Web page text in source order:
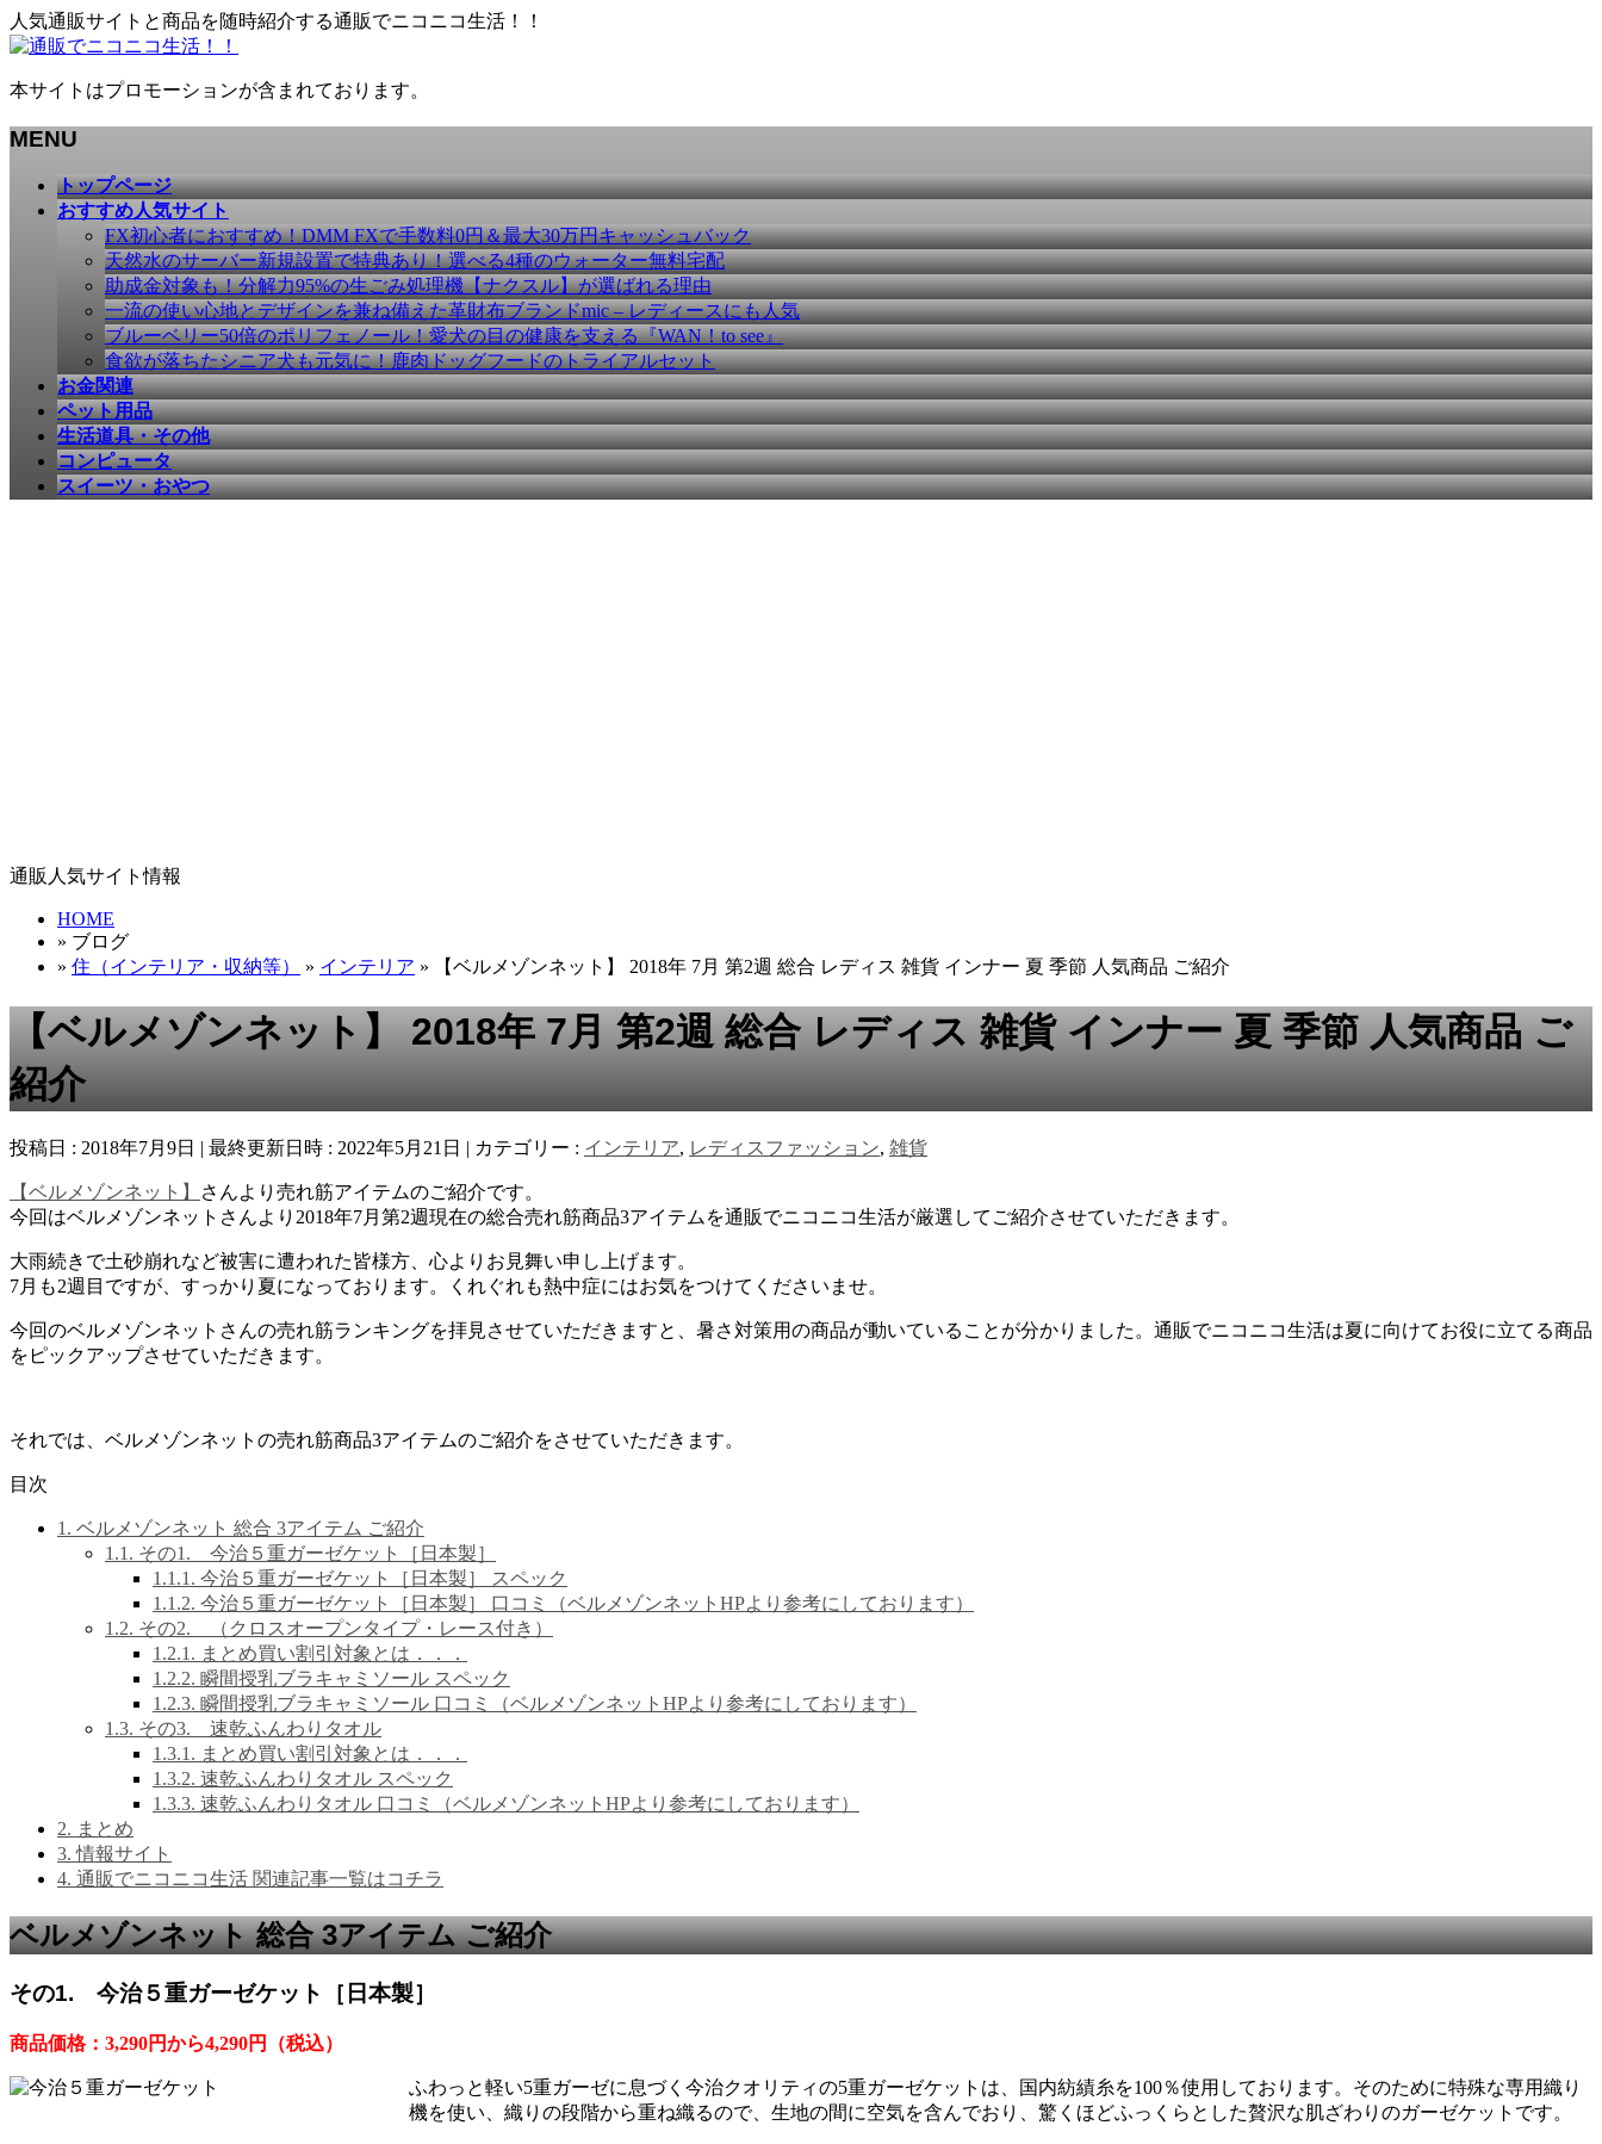
人気通販サイトと商品を随時紹介する通販でニコニコ生活！！
本サイトはプロモーションが含まれております。
MENU
トップページ
おすすめ人気サイト
FX初心者におすすめ！DMM FXで手数料0円＆最大30万円キャッシュバック
天然水のサーバー新規設置で特典あり！選べる4種のウォーター無料宅配
助成金対象も！分解力95%の生ごみ処理機【ナクスル】が選ばれる理由
一流の使い心地とデザインを兼ね備えた革財布ブランドmic – レディースにも人気
ブルーベリー50倍のポリフェノール！愛犬の目の健康を支える『WAN！to see』
食欲が落ちたシニア犬も元気に！鹿肉ドッグフードのトライアルセット
お金関連
ペット用品
生活道具・その他
コンピュータ
スイーツ・おやつ
通販人気サイト情報
HOME
» ブログ
» 住（インテリア・収納等） » インテリア » 【ベルメゾンネット】 2018年 7月 第2週 総合 レディス 雑貨 インナー 夏 季節 人気商品 ご紹介
【ベルメゾンネット】 2018年 7月 第2週 総合 レディス 雑貨 インナー 夏 季節 人気商品 ご
紹介
投稿日 : 2018年7月9日 最終更新日時 : 2022年5月21日 カテゴリー : インテリア, レディスファッション, 雑貨
【ベルメゾンネット】
さんより売れ筋アイテムのご紹介です。
今回はベルメゾンネットさんより2018年7月第2週現在の総合売れ筋商品3アイテムを通販でニコニコ生活が厳選してご紹介させていただきます。
大雨続きで土砂崩れなど被害に遭われた皆様方、心よりお見舞い申し上げます。
7月も2週目ですが、すっかり夏になっております。くれぐれも熱中症にはお気をつけてくださいませ。
今回のベルメゾンネットさんの売れ筋ランキングを拝見させていただきますと、暑さ対策用の商品が動いていることが分かりました。通販でニコニコ生活は夏に向けてお役に立てる商品
をピックアップさせていただきます。
それでは、ベルメゾンネットの売れ筋商品3アイテムのご紹介をさせていただきます。
目次
1. ベルメゾンネット 総合 3アイテム ご紹介
1.1. その1. 今治５重ガーゼケット［日本製］
1.1.1. 今治５重ガーゼケット［日本製］ スペック
1.1.2. 今治５重ガーゼケット［日本製］ 口コミ（ベルメゾンネットHPより参考にしております）
1.2. その2. （クロスオープンタイプ・レース付き）
1.2.1. まとめ買い割引対象とは．．．
1.2.2. 瞬間授乳ブラキャミソール スペック
1.2.3. 瞬間授乳ブラキャミソール 口コミ（ベルメゾンネットHPより参考にしております）
1.3. その3. 速乾ふんわりタオル
1.3.1. まとめ買い割引対象とは．．．
1.3.2. 速乾ふんわりタオル スペック
1.3.3. 速乾ふんわりタオル 口コミ（ベルメゾンネットHPより参考にしております）
2. まとめ
3. 情報サイト
4. 通販でニコニコ生活 関連記事一覧はコチラ
ベルメゾンネット 総合 3アイテム ご紹介
その1. 今治５重ガーゼケット［日本製］
商品価格：3,290円から4,290円（税込）
ふわっと軽い5重ガーゼに息づく今治クオリティの5重ガーゼケットは、国内紡績糸を100％使用しております。そのために特殊な専用織り
機を使い、織りの段階から重ね織るので、生地の間に空気を含んでおり、驚くほどふっくらとした贅沢な肌ざわりのガーゼケットです。